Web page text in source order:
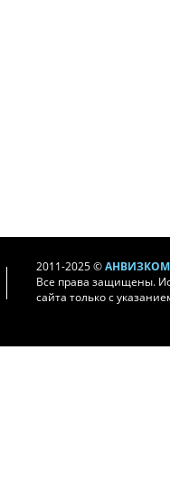
2011-2025 ©
Все права защищены.
сайта только с